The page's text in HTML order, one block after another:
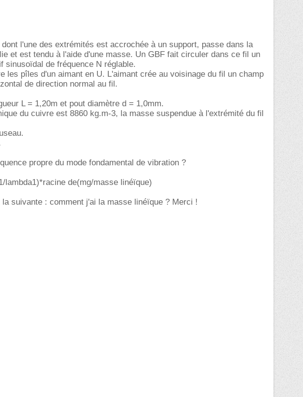
l'une des extrémités est accrochée à un support, passe dans la
et est tendu à l'aide d'une masse. Un GBF fait circuler dans ce fil un
sinusoïdal de fréquence N réglable.
les pîles d'un aimant en U. L'aimant crée au voisinage du fil un champ
de direction normal au fil.
L = 1,20m et pout diamètre d = 1,0mm.
du cuivre est 8860 kg.m-3, la masse suspendue à l'extrémité du fil
propre du mode fondamental de vibration ?
lambda1)*racine de(mg/masse linéïque)
la suivante : comment j'ai la masse linéïque ? Merci !